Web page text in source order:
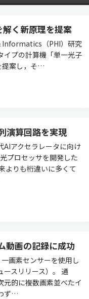
く新原理を提案
Informatics（PHI）研究
イプの計算機「単一光子
提案し，そ…
演算回路を実現
AIアクセラレータに向け
プロセッサを開発した
よりも桁違いに多くて
動画の記録に成功
画素センサーを使用し
スリリース）。 通
元的に複数画素並べたイ
ず…